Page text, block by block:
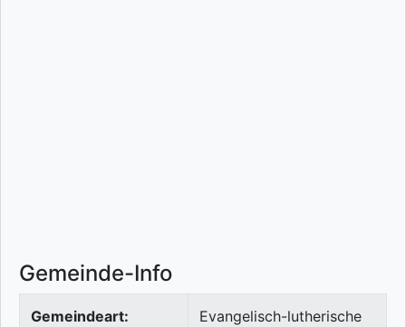
Gemeinde-Info
Gemeindeart:
Evangelisch-lutherische